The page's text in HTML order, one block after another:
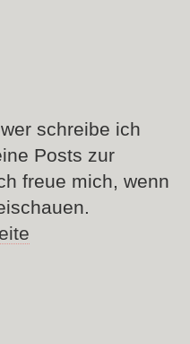
schreibe ich
Posts zur
freue mich, wenn